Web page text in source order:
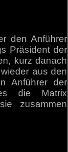
den Anführer
Präsident der
kurz danach
aus den
Anführer der
die Matrix
zusammen